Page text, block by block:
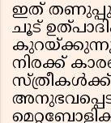
ഇത്
ചൂട്
നിരക്ക്